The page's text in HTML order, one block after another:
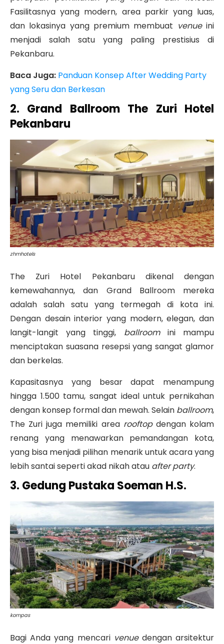
Fasilitasnya yang modern, area parkir yang luas,
dan lokasinya yang premium membuat venueini
menjadi salah satu yang paling prestisius di
Pekanbaru.
Baca Juga: Panduan Konsep After Wedding Party
yang Seru dan Berkesan
2. Grand Ballroom The Zuri Hotel
Pekanbaru
zhmhotels
The Zuri Hotel Pekanbaru dikenal dengan
kemewahannya, dan Grand Ballroom mereka
adalah salah satu yang termegah di kota ini.
Dengan desain interior yang modern, elegan, dan
langit-langit yang tinggi, ballroomini mampu
menciptakan suasana resepsi yang sangat glamor
dan berkelas.
Kapasitasnya yang besar dapat menampung
hingga 1.500 tamu, sangat ideal untuk pernikahan
dengan konsep formal dan mewah. Selain ballroom,
The Zuri juga memiliki area rooftopdengan kolam
renang yang menawarkan pemandangan kota,
yang bisa menjadi pilihan menarik untuk acara yang
lebih santai seperti akad nikah atau after party.
3. Gedung Pustaka Soeman H.S.
kompas
Bagi Anda yang mencari venuedengan arsitektur